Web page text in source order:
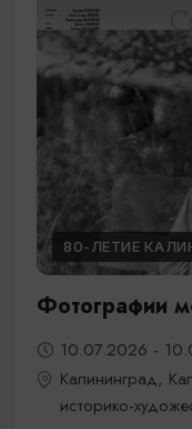
80-ЛЕТИЕ
Фотографии
10.07.2026 -
Калининград,
историко-